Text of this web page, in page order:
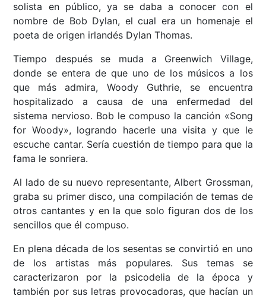
solista en público, ya se daba a conocer con el
nombre de Bob Dylan, el cual era un homenaje el
poeta de origen irlandés Dylan Thomas.
Tiempo después se muda a Greenwich Village,
donde se entera de que uno de los músicos a los
que más admira, Woody Guthrie, se encuentra
hospitalizado a causa de una enfermedad del
sistema nervioso. Bob le compuso la canción «Song
for Woody», logrando hacerle una visita y que le
escuche cantar. Sería cuestión de tiempo para que la
fama le sonriera.
Al lado de su nuevo representante, Albert Grossman,
graba su primer disco, una compilación de temas de
otros cantantes y en la que solo figuran dos de los
sencillos que él compuso.
En plena década de los sesentas se convirtió en uno
de los artistas más populares. Sus temas se
caracterizaron por la psicodelia de la época y
también por sus letras provocadoras, que hacían un